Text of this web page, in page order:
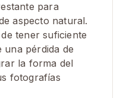
para
aspecto natural.
tener suficiente
una pérdida de
la forma del
fotografías